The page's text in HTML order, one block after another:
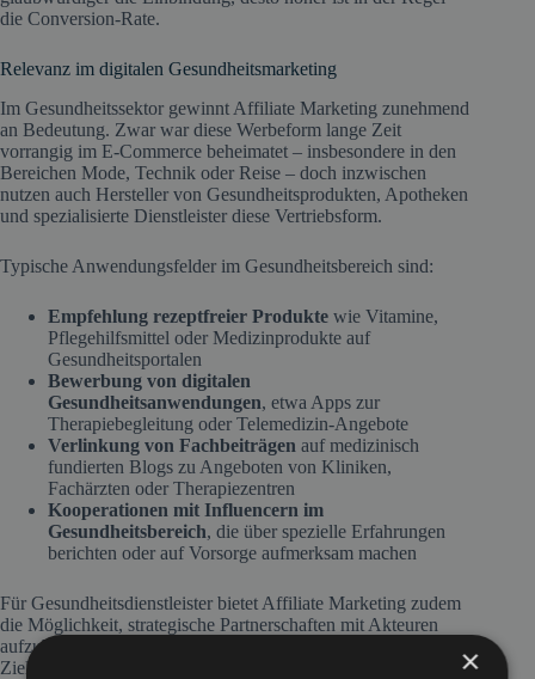
die Conversion-Rate.
Relevanz im digitalen Gesundheitsmarketing
Im Gesundheitssektor gewinnt Affiliate Marketing zunehmend
an Bedeutung. Zwar war diese Werbeform lange Zeit
vorrangig im E-Commerce beheimatet – insbesondere in den
Bereichen Mode, Technik oder Reise – doch inzwischen
nutzen auch Hersteller von Gesundheitsprodukten, Apotheken
und spezialisierte Dienstleister diese Vertriebsform.
Typische Anwendungsfelder im Gesundheitsbereich sind:
Empfehlung rezeptfreier Produkte wie Vitamine,
Pflegehilfsmittel oder Medizinprodukte auf
Gesundheitsportalen
Bewerbung von digitalen
Gesundheitsanwendungen, etwa Apps zur
Therapiebegleitung oder Telemedizin-Angebote
Verlinkung von Fachbeiträgen auf medizinisch
fundierten Blogs zu Angeboten von Kliniken,
Fachärzten oder Therapiezentren
Kooperationen mit Influencern im
Gesundheitsbereich, die über spezielle Erfahrungen
berichten oder auf Vorsorge aufmerksam machen
Für Gesundheitsdienstleister bietet Affiliate Marketing zudem
die Möglichkeit, strategische Partnerschaften mit Akteuren
aufzubauen, die bereits eine vertrauensvolle Beziehung zur
Zielgruppe pflegen. Dies kann beispielsweise ein Pflegeblog
×